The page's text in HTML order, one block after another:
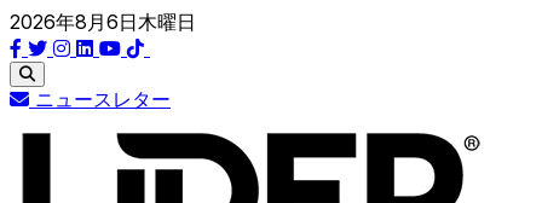
2026年8月6日木曜日
ニュースレター